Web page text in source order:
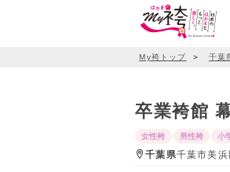
My袴トップ ＞ 千葉
卒業袴館
女性袴 男性袴 小
千葉県千葉市美